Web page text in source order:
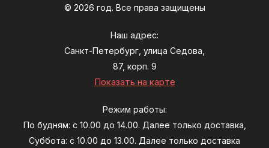
© 2026 год. Все права защищены
Наш адрес:
Санкт-Петербург, улица Седова,
87, корп. 9
Показать на карте
Режим работы:
По будням: с 10.00 до 14.00. Далее только доставка,
Суббота: с 10.00 до 13.00. Далее только доставка